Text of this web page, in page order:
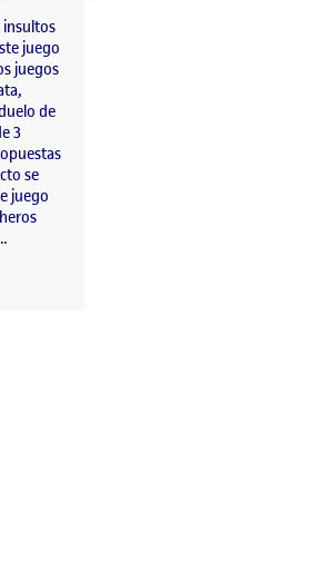
insultos
juego
juegos
de
3
se
juego